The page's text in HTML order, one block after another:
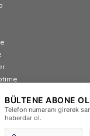
BÜLTENE ABONE OL
Telefon numaranı girerek
haberdar ol.